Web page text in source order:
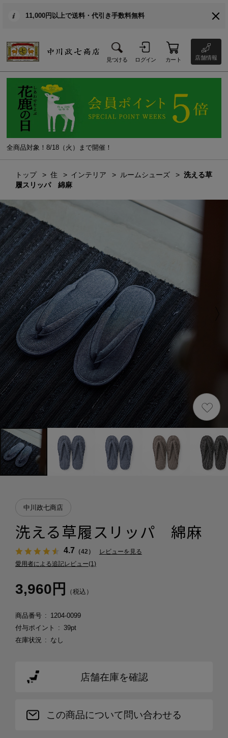
11,000円以上で送料・代引き手数料無料
見つける ログイン カート 店舗情報
全商品対象！8/18（火）まで開催！
トップ 住 インテリア ルームシューズ
洗える草
履スリッパ 綿麻
中川政七商店
洗える草履スリッパ 綿麻
4.7 （42）
レビューを見る
愛用者による追記レビュー(1)
3,960円 （税込）
商品番号
1204-0099
付与ポイント
39pt
在庫状況
なし
店舗在庫を確認
この商品について問い合わせる